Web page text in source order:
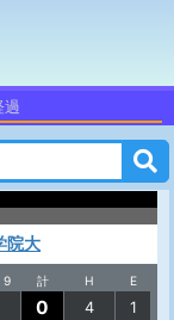
過
院大
9 計 H E
0 4
1